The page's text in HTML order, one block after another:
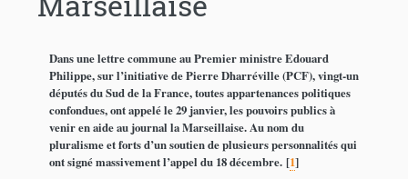
Dans une lettre commune au Premier ministre Edouard
Philippe, sur l’initiative de Pierre Dharréville (PCF), vingt-un
députés du Sud de la France, toutes appartenances politiques
confondues, ont appelé le 29 janvier, les pouvoirs publics à
venir en aide au journal la Marseillaise. Au nom du
pluralisme et forts d’un soutien de plusieurs personnalités qui
ont signé massivement l’appel du 18 décembre.[1]